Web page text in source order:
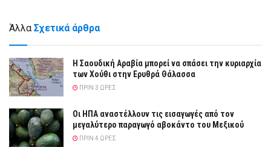
Άλλα Σχετικά άρθρα
Η Σαουδική Αραβία μπορεί να σπάσει την κυριαρχία
των Χούθι στην Ερυθρά Θάλασσα
ΠΡΙΝ 3 ΏΡΕΣ
Οι ΗΠΑ αναστέλλουν τις εισαγωγές από τον
μεγαλύτερο παραγωγό αβοκάντο του Μεξικού
ΠΡΙΝ 4 ΏΡΕΣ